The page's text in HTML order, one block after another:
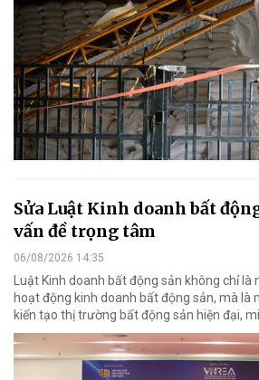
Sửa Luật Kinh doanh bất
vấn đề trọng tâm
06/08/2026 14:35
Luật Kinh doanh bất động sản không chỉ là
hoạt động kinh doanh bất động sản, mà là
kiến tạo thị trường bất động sản hiện đại,